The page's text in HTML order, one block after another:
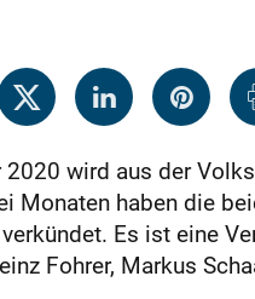
wird aus der
Monaten haben die
Es ist eine
Fohrer, Markus